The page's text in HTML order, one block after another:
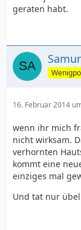
geraten habt.
16. Februar 2014
wenn ihr mich
nicht wirksam.
verhornten
kommt eine
einziges mal
Und tat nur